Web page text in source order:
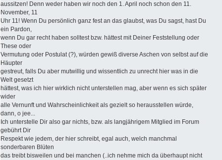
aussitzen! Denn weder haben wir noch den 1. April noch schon den 11.
November, 11
Uhr 11! Wenn Du persönlich ganz fest an das glaubst, was Du sagst, hast Du
ein Pardon,
wenn Du gar recht haben solltest bzw. hättest mit Deiner Feststellung oder
These oder
Vermutung oder Postulat (?), würden gewiß diverse Aschen von selbst auf die
Häupter
gestreut, falls Du aber mutwillig und wissentlich zu unrecht hier was in die
Welt gesetzt
hättest, was ich hier wirklich nicht unterstellen mag, aber wenn es sich später
wider
alle Vernunft und Wahrscheinlichkeit als gezielt so herausstellen würde,
dann, o jee...
Ich unterstelle Dir also gar nichts, bzw. als langjährigem Mitglied im Forum
gebührt Dir
Respekt wie jedem, der hier schreibt, egal auch, welch manchmal
sonderbaren Blüten
das treibt bisweilen und bei manchen (..ich nehme mich da überhaupt nicht